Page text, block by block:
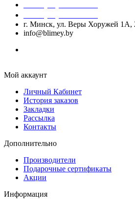
г. Минск, ул. Веры Хоружей 1А,
info@blimey.by
Мой аккаунт
Личный Кабинет
История заказов
Закладки
Рассылка
Контакты
Дополнительно
Производители
Подарочные сертификаты
Акции
Информация